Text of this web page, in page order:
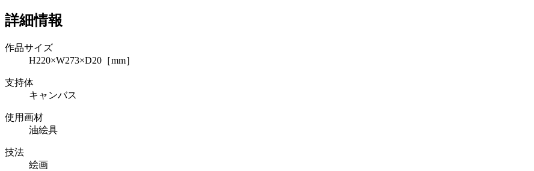
詳細情報
作品サイズ
H220×W273×D20［mm］
支持体
キャンバス
使用画材
油絵具
技法
絵画